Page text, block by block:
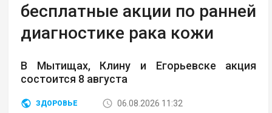
бесплатные акции по ранней
диагностике рака кожи
В Мытищах, Клину и Егорьевске акция
состоится 8 августа
ЗДОРОВЬЕ 06.08.2026 11:32